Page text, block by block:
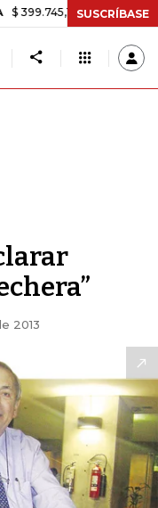
+$ 2.295,71 +0,58%
SUSCRÍBASE
2013